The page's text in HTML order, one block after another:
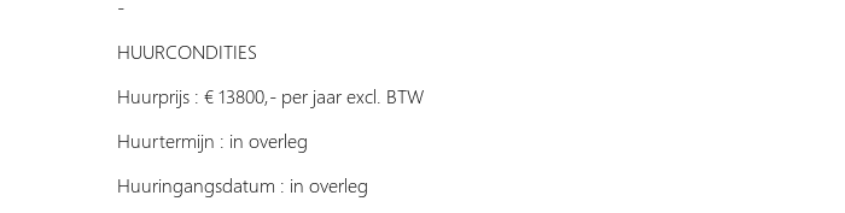
-
HUURCONDITIES
Huurprijs : € 13800,- per jaar excl. BTW
Huurtermijn : in overleg
Huuringangsdatum : in overleg